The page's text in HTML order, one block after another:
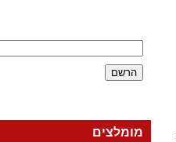
מומלצים